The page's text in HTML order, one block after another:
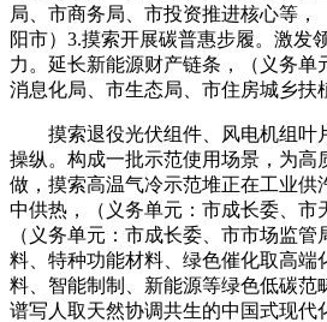
局、市商务局、市投资推进核心等，
阳市）3.摸索开展碳普惠步履。激发
力。延长新能源财产链条，（义务单
消息化局、市生态局、市住房城乡扶
摸索退役光伏组件、风电机组叶
操纵。构成一批示范使用场景，为高
做，摸索高温气冷示范堆正在工业供
中供热，（义务单元：市成长委、市
（义务单元：市成长委、市市场监
料、特种功能材料、绿色催化取高端
料、智能制制、新能源等绿色低碳范
谱写人取天然协调共生的中国式现代